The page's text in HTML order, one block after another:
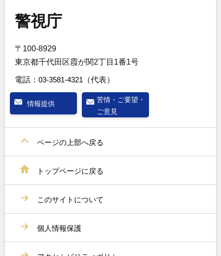
警視庁
〒100-8929
東京都千代田区霞が関2丁目1番1号
電話： 03-3581-4321 （代表）
情報提供
苦情・ご要望・
ご意見
ページの上部へ戻る
トップページに戻る
このサイトについて
個人情報保護